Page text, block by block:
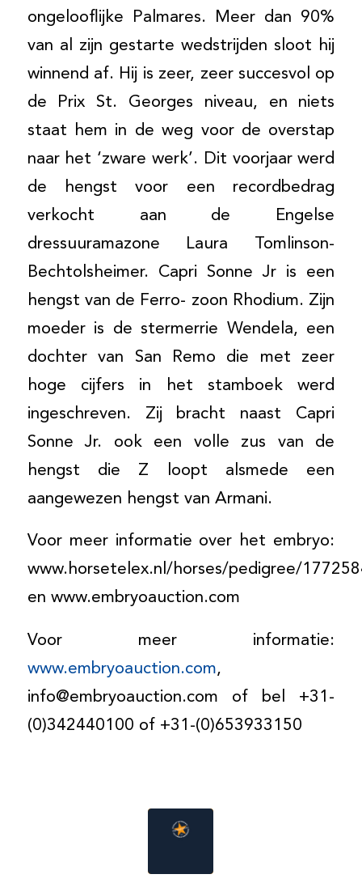
ongelooflijke Palmares. Meer dan 90%
van al zijn gestarte wedstrijden sloot hij
winnend af. Hij is zeer, zeer succesvol op
de Prix St. Georges niveau, en niets
staat hem in de weg voor de overstap
naar het ‘zware werk’. Dit voorjaar werd
de hengst voor een recordbedrag
verkocht aan de Engelse
dressuuramazone Laura Tomlinson-
Bechtolsheimer. Capri Sonne Jr is een
hengst van de Ferro- zoon Rhodium. Zijn
moeder is de stermerrie Wendela, een
dochter van San Remo die met zeer
hoge cijfers in het stamboek werd
ingeschreven. Zij bracht naast Capri
Sonne Jr. ook een volle zus van de
hengst die Z loopt alsmede een
aangewezen hengst van Armani.
Voor meer informatie over het embryo:
www.horsetelex.nl/horses/pedigree/
en www.embryoauction.com
Voor meer informatie:
www.embryoauction.com,
info@embryoauction.com of bel +31-
(0)342440100 of +31-(0)653933150